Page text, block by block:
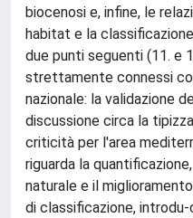
biocenosi e, infine, le
habitat e la
due punti seguenti (11. e
strettamente connessi
nazionale: la validazione
discussione circa la
criticità per l'area
riguarda la
naturale e il
di classificazione,